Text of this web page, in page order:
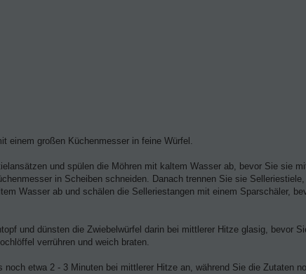
einem großen Küchenmesser in feine Würfel.
und spülen die Möhren mit kaltem Wasser ab, bevor Sie sie
in Scheiben schneiden. Danach trennen Sie sie
Wasser ab und schälen die Selleriestangen mit einem Sparschäler,
und dünsten die Zwiebelwürfel darin bei mittlerer Hitze glasig, bevor
verrühren und weich braten.
etwa 2 - 3 Minuten bei mittlerer Hitze an, während Sie die Zutaten